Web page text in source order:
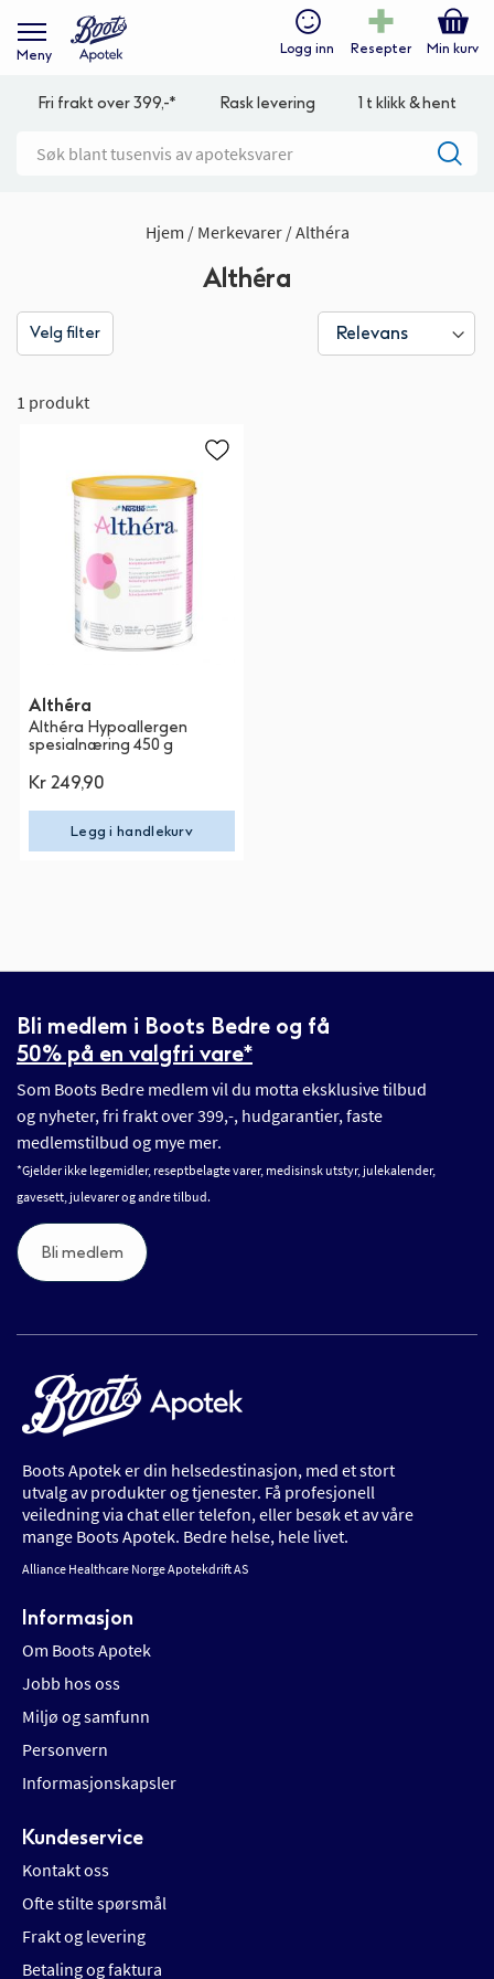
Meny Logg inn Resepter Min kurv
Fri frakt over 399,-* Rask levering 1 t klikk & hent
Hjem Merkevarer Althéra
Althéra
Velg filter
1 produkt
Althéra
Althéra Hypoallergen
spesialnæring 450 g
Kr 249,90
Legg i handlekurv
Bli medlem i Boots Bedre og få
50% på en valgfri vare*
Som Boots Bedre medlem vil du motta eksklusive tilbud
og nyheter, fri frakt over 399,-, hudgarantier, faste
medlemstilbud og mye mer.
*Gjelder ikke legemidler, reseptbelagte varer, medisinsk utstyr, julekalender,
gavesett, julevarer og andre tilbud.
Bli medlem
Boots Apotek er din helsedestinasjon, med et stort
utvalg av produkter og tjenester. Få profesjonell
veiledning via chat eller telefon, eller besøk et av våre
mange Boots Apotek. Bedre helse, hele livet.
Alliance Healthcare Norge Apotekdrift AS
Informasjon
Om Boots Apotek
Jobb hos oss
Miljø og samfunn
Personvern
Informasjonskapsler
Kundeservice
Kontakt oss
Ofte stilte spørsmål
Frakt og levering
Betaling og faktura